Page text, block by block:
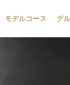
モデルコース グ